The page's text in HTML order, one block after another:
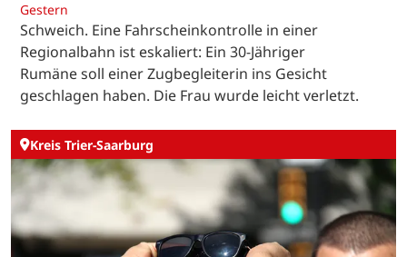
Gestern
Schweich. Eine Fahrscheinkontrolle in einer
Regionalbahn ist eskaliert: Ein 30-Jähriger
Rumäne soll einer Zugbegleiterin ins Gesicht
geschlagen haben. Die Frau wurde leicht verletzt.
Kreis Trier-Saarburg